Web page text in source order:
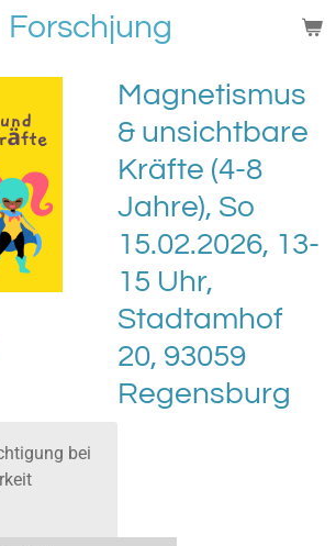
Forschjung
Magnetismus
& unsichtbare
Kräfte (4-8
Jahre), So
15.02.2026, 13-
15 Uhr,
Stadtamhof
20, 93059
Regensburg
bei